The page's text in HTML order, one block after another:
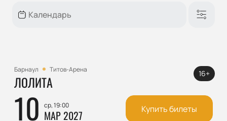
Барнаул Титов-Арена
ЛОЛИТА
10 ср, 19:00
МАР 2027
16+
Купить билеты